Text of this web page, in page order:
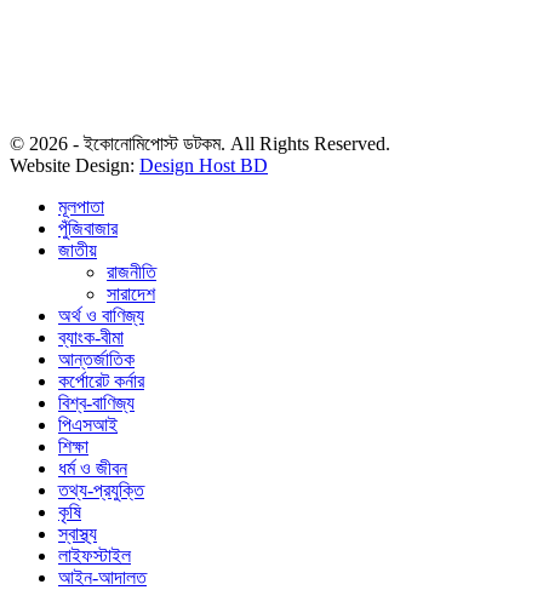
© 2026 - ইকোনোমিপোস্ট ডটকম. All Rights Reserved.
Website Design: Design Host BD
মূলপাতা
পুঁজিবাজার
জাতীয়
রাজনীতি
সারাদেশ
অর্থ ও বাণিজ্য
ব্যাংক-বীমা
আন্তর্জাতিক
কর্পোরেট কর্নার
বিশ্ব-বাণিজ্য
পিএসআই
শিক্ষা
ধর্ম ও জীবন
তথ্য-প্রযুক্তি
কৃষি
স্বাস্থ্য
লাইফস্টাইল
আইন-আদালত